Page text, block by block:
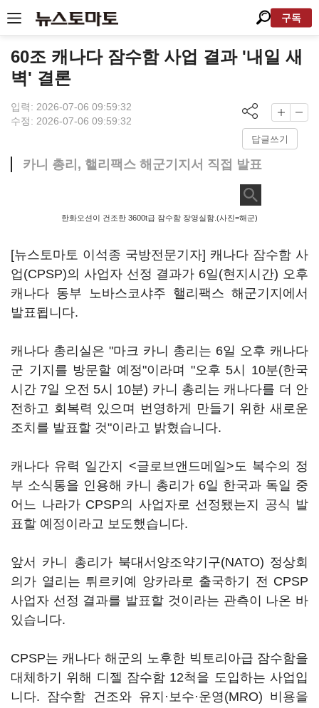
구독
60조 캐나다 잠수함 사업 결과 '내일 새
벽' 결론
입력: 2026-07-06 09:59:32
수정: 2026-07-06 09:59:32
답글쓰기
카니 총리, 핼리팩스 해군기지서 직접 발표
한화오션이 건조한 3600t급 잠수함 장영실함.(사진=해군)
[뉴스토마토 이석종 국방전문기자] 캐나다 잠수함 사
업(CPSP)의 사업자 선정 결과가 6일(현지시간) 오후
캐나다 동부 노바스코샤주 핼리팩스 해군기지에서
발표됩니다.
캐나다 총리실은 "마크 카니 총리는 6일 오후 캐나다
군 기지를 방문할 예정"이라며 "오후 5시 10분(한국
시간 7일 오전 5시 10분) 카니 총리는 캐나다를 더 안
전하고 회복력 있으며 번영하게 만들기 위한 새로운
조치를 발표할 것"이라고 밝혔습니다.
캐나다 유력 일간지 <글로브앤드메일>도 복수의 정
부 소식통을 인용해 카니 총리가 6일 한국과 독일 중
어느 나라가 CPSP의 사업자로 선정됐는지 공식 발
표할 예정이라고 보도했습니다.
앞서 카니 총리가 북대서양조약기구(NATO) 정상회
의가 열리는 튀르키예 앙카라로 출국하기 전 CPSP
사업자 선정 결과를 발표할 것이라는 관측이 나온 바
있습니다.
CPSP는 캐나다 해군의 노후한 빅토리아급 잠수함을
대체하기 위해 디젤 잠수함 12척을 도입하는 사업입
니다. 잠수함 건조와 유지·보수·운영(MRO) 비용을